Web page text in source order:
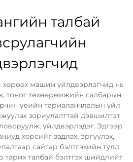
талбай
хөрөөх машин үйлдвэрлэгчид нь
тоног төхөөрөмжийн салбарын
үеийн тариаланчлалын үйл
зориулалттай дэвшилтэт
үйлдвэрлэдэг. Эдгээр
хөрсийг задлах, эргүүлэх,
сайтар бэлтгэхийн тулд
тарих талбай бэлтгэх шийдлийг